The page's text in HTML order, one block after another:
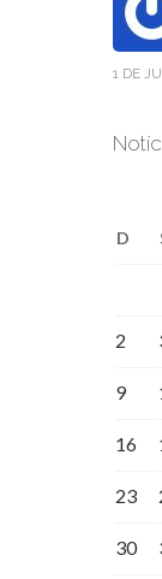
1 DE
D
2
9
16
23
30